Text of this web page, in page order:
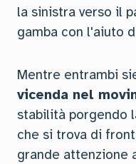
la sinistra verso il
gamba con l'aiuto
Mentre entrambi
vicenda nel
stabilità porgendo
che si trova di
grande attenzione